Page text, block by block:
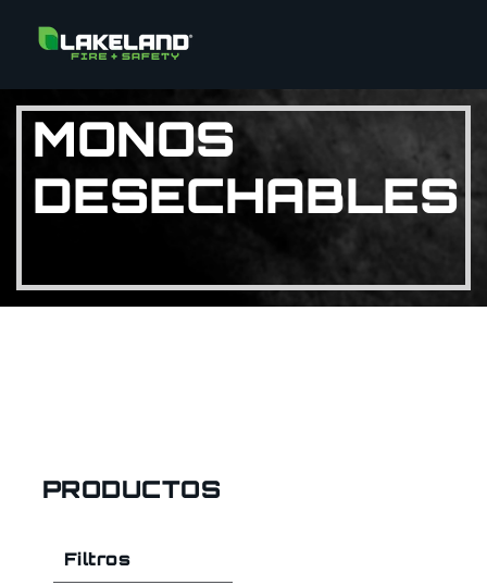
MONOS
DESECHABLES
PRODUCTOS
Filtros